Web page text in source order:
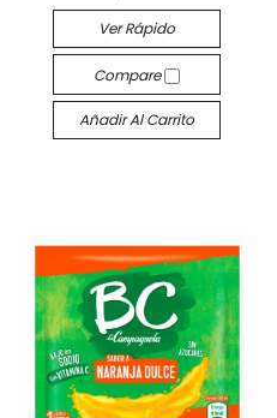
Ver Rápido
Compare
Añadir Al Carrito